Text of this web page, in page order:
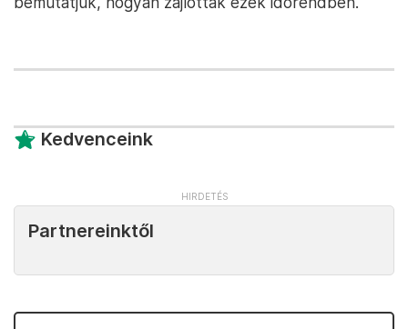
Kedvenceink
Partnereinktől